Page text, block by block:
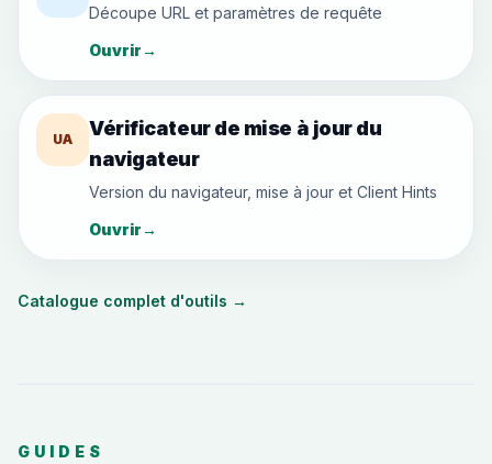
Découpe URL et paramètres de requête
Ouvrir→
UA
Vérificateur de mise à jour du
navigateur
Version du navigateur, mise à jour et Client Hints
Ouvrir→
Catalogue complet d'outils →
GUIDES